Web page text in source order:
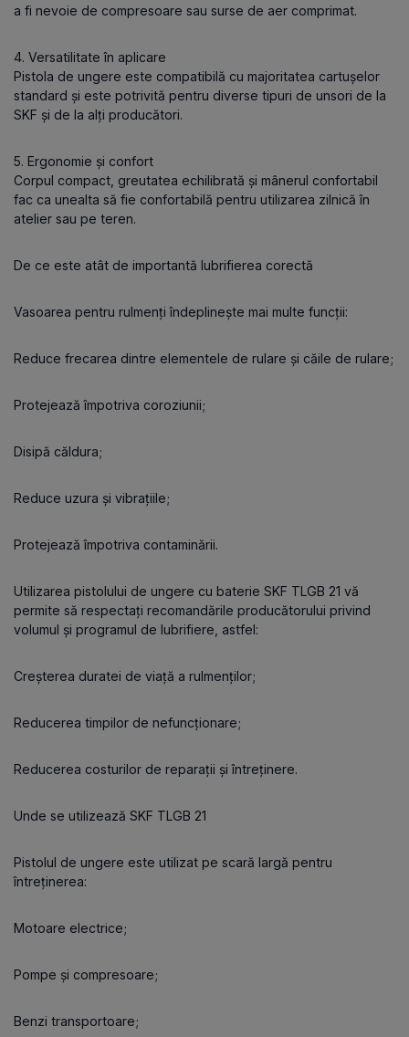
a fi nevoie de compresoare sau surse de aer comprimat.
4. Versatilitate în aplicare
Pistola de ungere este compatibilă cu majoritatea cartușelor
standard și este potrivită pentru diverse tipuri de unsori de la
SKF și de la alți producători.
5. Ergonomie și confort
Corpul compact, greutatea echilibrată și mânerul confortabil
fac ca unealta să fie confortabilă pentru utilizarea zilnică în
atelier sau pe teren.
De ce este atât de importantă lubrifierea corectă
Vasoarea pentru rulmenți îndeplinește mai multe funcții:
Reduce frecarea dintre elementele de rulare și căile de rulare;
Protejează împotriva coroziunii;
Disipă căldura;
Reduce uzura și vibrațiile;
Protejează împotriva contaminării.
Utilizarea pistolului de ungere cu baterie SKF TLGB 21 vă
permite să respectați recomandările producătorului privind
volumul și programul de lubrifiere, astfel:
Creșterea duratei de viață a rulmenților;
Reducerea timpilor de nefuncționare;
Reducerea costurilor de reparații și întreținere.
Unde se utilizează SKF TLGB 21
Pistolul de ungere este utilizat pe scară largă pentru
întreținerea:
Motoare electrice;
Pompe și compresoare;
Benzi transportoare;